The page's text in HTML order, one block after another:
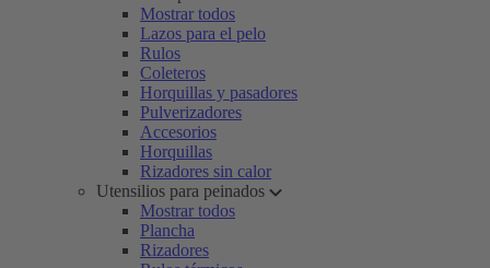
Mostrar todos
Lazos para el pelo
Rulos
Coleteros
Horquillas y pasadores
Pulverizadores
Accesorios
Horquillas
Rizadores sin calor
Utensilios para peinados
Mostrar todos
Plancha
Rizadores